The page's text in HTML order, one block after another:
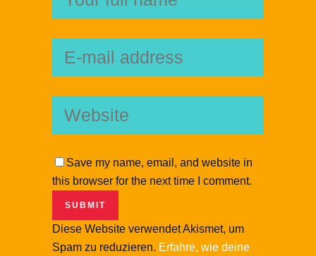
Save my name, email, and website in
this browser for the next time I comment.
Diese Website verwendet Akismet, um
Spam zu reduzieren. Erfahre, wie deine